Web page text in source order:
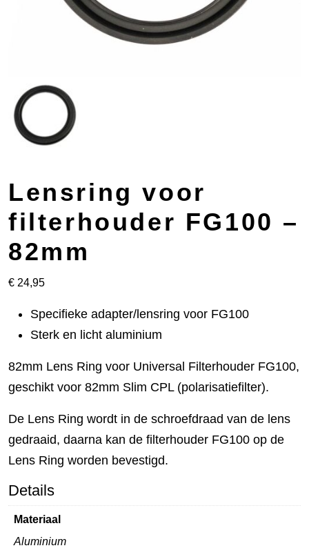
Lensring voor
filterhouder FG100 –
82mm
€ 24,95
Specifieke adapter/lensring voor FG100
Sterk en licht aluminium
82mm Lens Ring voor Universal Filterhouder FG100,
geschikt voor 82mm Slim CPL (polarisatiefilter).
De Lens Ring wordt in de schroefdraad van de lens
gedraaid, daarna kan de filterhouder FG100 op de
Lens Ring worden bevestigd.
Details
Materiaal
Aluminium